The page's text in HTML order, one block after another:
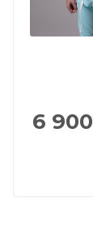
6 900